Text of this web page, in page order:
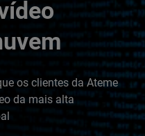
os clientes da Ateme
da mais alta